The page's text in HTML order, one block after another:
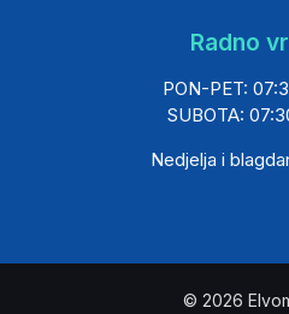
Radno
PON-PET:
SUBOTA:
Nedjelja i
© 2026